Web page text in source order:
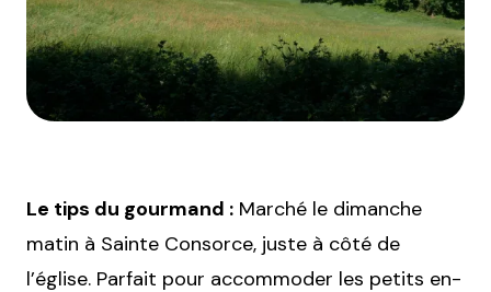
Le tips du gourmand : Marché le dimanche
matin à Sainte Consorce, juste à côté de
l’église. Parfait pour accommoder les petits en-